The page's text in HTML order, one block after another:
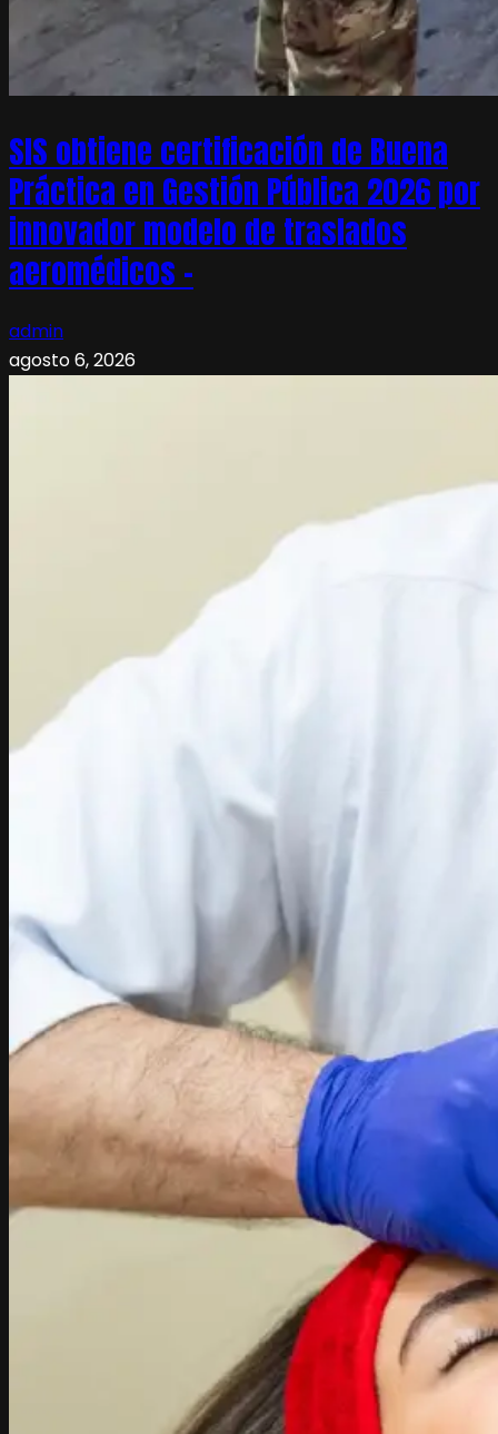
SIS obtiene certificación de Buena
Práctica en Gestión Pública 2026 por
innovador modelo de traslados
aeromédicos –
admin
agosto 6, 2026